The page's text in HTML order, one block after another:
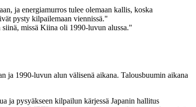
ja energiamurros tulee olemaan kallis, koska
pysty kilpailemaan viennissä."
missä Kiina oli 1990-luvun alussa."
ja 1990-luvun alun välisenä aikana. Talousbuumin aikana
ja pysyäkseen kilpailun kärjessä Japanin hallitus